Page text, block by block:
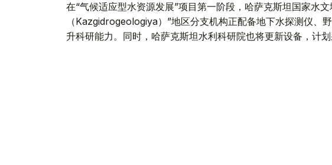
在“气候适应型水资源发展”项目第一阶段，哈萨克斯坦国家水
（Kazgidrogeologiya）”地区分支机构正配备地下水探测仪、
升科研能力。同时，哈萨克斯坦水利科研院也将更新设备，计